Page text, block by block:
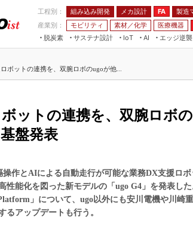
工程別： 組み込み開発 メカ設計 FA 製造
産業別：
モビリティ 素材／化学 医療機器
脱炭素
サステナ設計
IoT
つながる工場
AI
AI×設備保全
エッジ逆襲
JIMTOF
IIFES
TECHNO-FRONTIER
人テク展
VR／AR
フィールドサービス
組み込みモデリング
Windows
ボットの連携を、双腕ロボのugoが他...
ットの連携を、双腕ロボ
盤発表
操作とAIによる自動走行が可能な業務DX支援ロ
性能化を図った新モデルの「ugo G4」を発表し
」について、ugo以外にも安川電機や川崎
るアップデートも行う。